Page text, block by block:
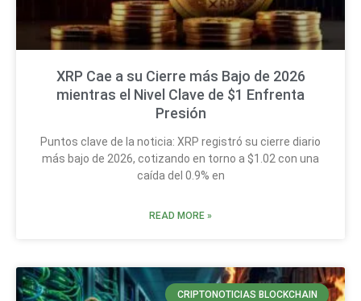
XRP Cae a su Cierre más Bajo de 2026
mientras el Nivel Clave de $1 Enfrenta
Presión
Puntos clave de la noticia: XRP registró su cierre diario
más bajo de 2026, cotizando en torno a $1.02 con una
caída del 0.9% en
READ MORE »
CRIPTONOTICIAS BLOCKCHAIN